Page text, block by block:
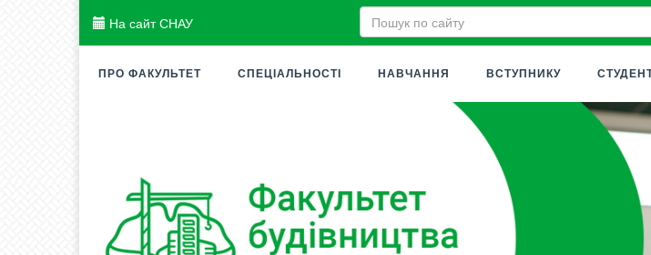
На сайт СНАУ
ПРО ФАКУЛЬТЕТ СПЕЦІАЛЬНОСТІ НАВЧАННЯ ВСТУПНИКУ